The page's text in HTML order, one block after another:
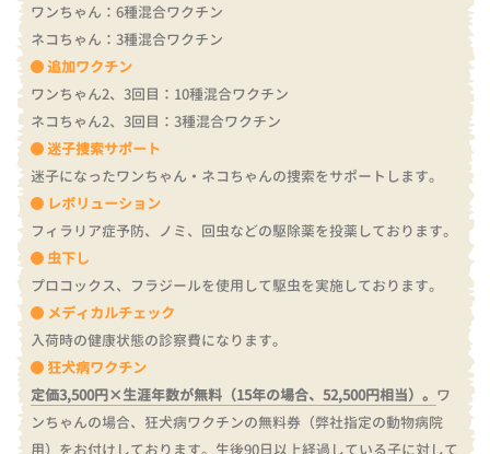
ワンちゃん：6種混合ワクチン
ネコちゃん：3種混合ワクチン
追加ワクチン
ワンちゃん2、3回目：10種混合ワクチン
ネコちゃん2、3回目：3種混合ワクチン
迷子捜索サポート
迷子になったワンちゃん・ネコちゃんの捜索をサポートします。
レボリューション
フィラリア症予防、ノミ、回虫などの駆除薬を投薬しております。
虫下し
プロコックス、フラジールを使用して駆虫を実施しております。
メディカルチェック
入荷時の健康状態の診察費になります。
狂犬病ワクチン
定価3,500円×生涯年数が無料（15年の場合、52,500円相当）。 ワ
ンちゃんの場合、狂犬病ワクチンの無料券（弊社指定の動物病院
用）をお付けしております。 生後90日以上経過している子に対して